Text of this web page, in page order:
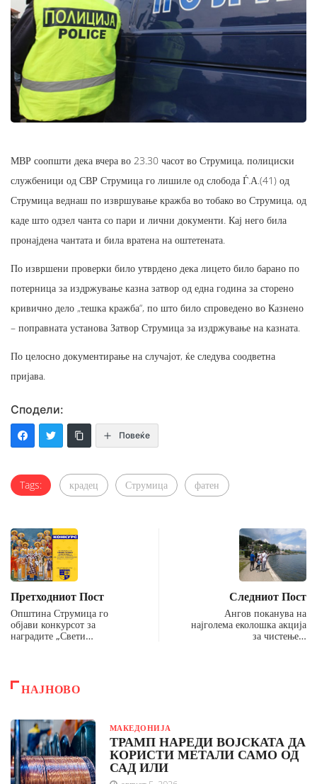
МВР соопшти дека вчера во 23.30 часот во Струмица, полициски
службеници од СВР Струмица го лишиле од слобода Ѓ.А.(41) од
Струмица веднаш по извршување кражба во тобако во Струмица, од
каде што одзел чанта со пари и лични документи. Кај него била
пронајдена чантата и била вратена на оштетената.
По извршени проверки било утврдено дека лицето било барано по
потерница за издржување казна затвор од една година за сторено
кривично дело „тешка кражба“, по што било спроведено во Казнено
– поправната установа Затвор Струмица за издржување на казната.
По целосно документирање на случајот, ќе следува соодветна
пријава.
Сподели:
Повеќе
Tags: крадец Струмица фатен
Претходниот Пост
Општина Струмица го
објави конкурсот за
наградите „Свети…
Следниот Пост
Ангов поканува на
најголема еколошка акција
за чистење…
НАЈНОВО
МАКЕДОНИЈА
ТРАМП НАРЕДИ ВОЈСКАТА ДА
КОРИСТИ МЕТАЛИ САМО ОД
САД ИЛИ